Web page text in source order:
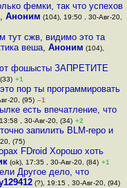
фемки, так что успехов
,Аноним (104), 19:50 , 30-Авг-20,
тут сжв, видимо это та
веша, Аноним (104),
фошысты ЗАПРЕТИТЕ
+1
пор ты программировать
20, (95) –1
есть впечатление, что
, 30-Авг-20, (34) +2
запилить BLM-repo и
(75)
FDroid Хорошо хоть
(ok), 17:35 , 30-Авг-20, (84) +1
Другое дело, что
(?), 19:15 , 30-Авг-20, (94)